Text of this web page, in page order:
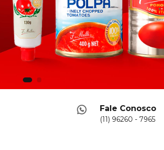
Fale Conosco
(11) 96260 - 7965